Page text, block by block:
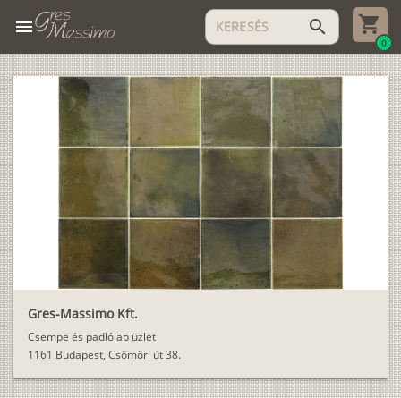
menu search
0
Gres-Massimo Kft.
Csempe és padlólap üzlet
1161 Budapest, Csömöri út 38.